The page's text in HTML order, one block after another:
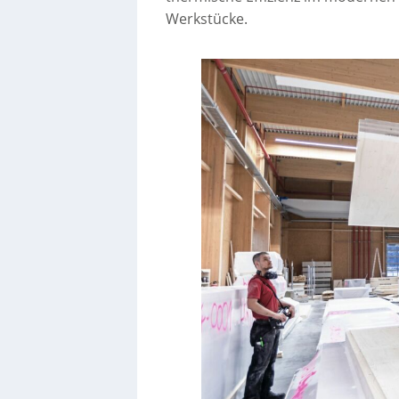
Werkstücke.